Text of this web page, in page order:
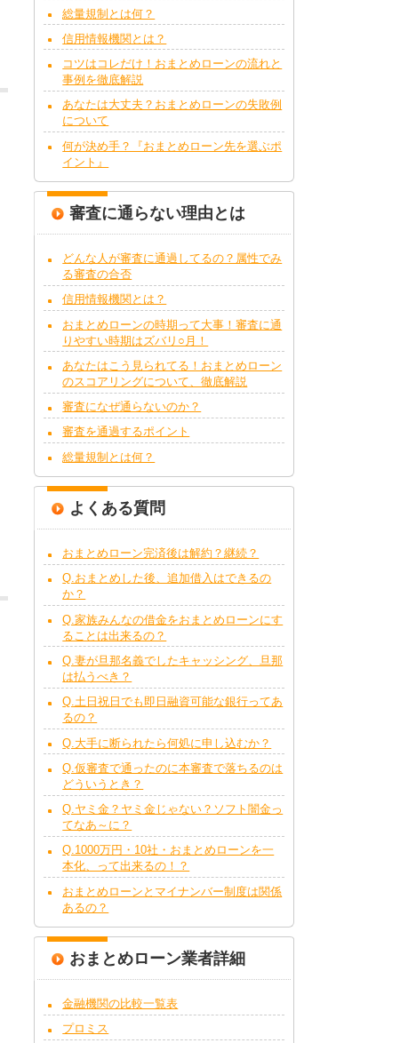
総量規制とは何？
信用情報機関とは？
コツはコレだけ！おまとめローンの流れと
事例を徹底解説
あなたは大丈夫？おまとめローンの失敗例
について
何が決め手？『おまとめローン先を選ぶポ
イント』
審査に通らない理由とは
どんな人が審査に通過してるの？属性でみ
る審査の合否
信用情報機関とは？
おまとめローンの時期って大事！審査に通
りやすい時期はズバリ○月！
あなたはこう見られてる！おまとめローン
のスコアリングについて、徹底解説
審査になぜ通らないのか？
審査を通過するポイント
総量規制とは何？
よくある質問
おまとめローン完済後は解約？継続？
Q.おまとめした後、追加借入はできるの
か？
Q.家族みんなの借金をおまとめローンにす
ることは出来るの？
Q.妻が旦那名義でしたキャッシング、旦那
は払うべき？
Q.土日祝日でも即日融資可能な銀行ってあ
るの？
Q.大手に断られたら何処に申し込むか？
Q.仮審査で通ったのに本審査で落ちるのは
どういうとき？
Q.ヤミ金？ヤミ金じゃない？ソフト闇金っ
てなあ～に？
Q.1000万円・10社・おまとめローンを一
本化、って出来るの！？
おまとめローンとマイナンバー制度は関係
あるの？
おまとめローン業者詳細
金融機関の比較一覧表
プロミス